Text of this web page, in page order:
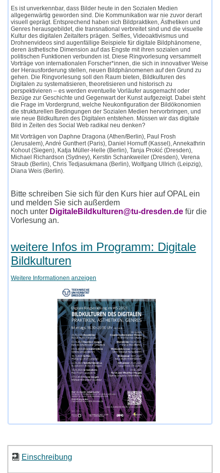
Es ist unverkennbar, dass Bilder heute in den Sozialen Medien
allgegenwärtig geworden sind. Die Kommunikation war nie zuvor derart
visuell geprägt. Entsprechend haben sich Bildpraktiken, Ästhetiken und
Genres herausgebildet, die transnational verbreitet sind und die visuelle
Kultur des digitalen Zeitalters prägen. Selfies, Videoaktivismus und
Drohnenvideos sind augenfällige Beispiele für digitale Bildphänomene,
deren ästhetische Dimension auf das Engste mit ihren sozialen und
politischen Funktionen verbunden ist. Diese Ringvorlesung versammelt
Vorträge von internationalen Forscher*innen, die sich in innovativer Weise
der Herausforderung stellen, neuen Bildphänomenen auf den Grund zu
gehen. Die Ringvorlesung soll den Raum bieten, Bildkulturen des
Digitalen zu systematisieren, theoretisieren und historisch zu
perspektivieren – es werden eventuelle Vorläufer ausgemacht oder
Bezüge zur Geschichte und Gegenwart der Kunst aufgezeigt. Dabei steht
die Frage im Vordergrund, welche Neukonfiguration der Bildökonomien
die strukturellen Bedingungen der Sozialen Medien hervorbringen, und
wie neue Bildkulturen des Digitalen entstehen. Müssen wir das digitale
Bild in Zeiten des Social Web radikal neu denken?
Mit Vorträgen von Daphne Dragona (Athen/Berlin), Paul Frosh
(Jerusalem), André Gunthert (Paris), Daniel Hornuff (Kassel), Annekathrin
Kohout (Siegen), Katja Müller-Helle (Berlin), Tanja Prokić (Dresden),
Michael Richardson (Sydney), Kerstin Schankweiler (Dresden), Verena
Straub (Berlin), Chris Tedjasukmana (Berlin), Wolfgang Ullrich (Leipzig),
Diana Weis (Berlin).
Bitte schreiben Sie sich für den Kurs hier auf OPAL ein
und melden Sie sich außerdem
noch unter DigitaleBildkulturen@tu-dresden.de für die
Vorlesung an.
weitere Infos im Programm: Digitale
Bildkulturen
Weitere Informationen anzeigen
Einschreibung